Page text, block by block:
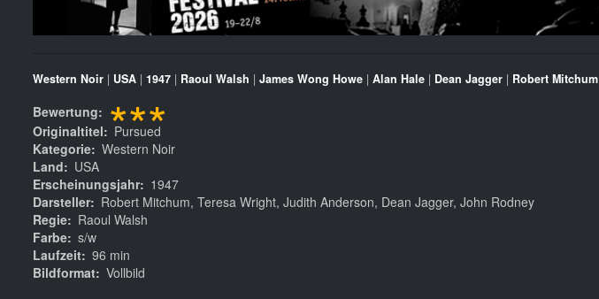
Western Noir | USA | 1947 | Raoul Walsh | James Wong Howe | Alan Hale | Dean Jagger | Robert Mitchum
Bewertung ***
Originaltitel
Pursued
Kategorie Western Noir
Land
USA
Erscheinungsjahr
1947
Darsteller
Robert Mitchum, Teresa Wright, Judith Anderson, Dean Jagger, John Rodney
Regie
Raoul Walsh
Farbe s/w
Laufzeit 96 min
Bildformat Vollbild